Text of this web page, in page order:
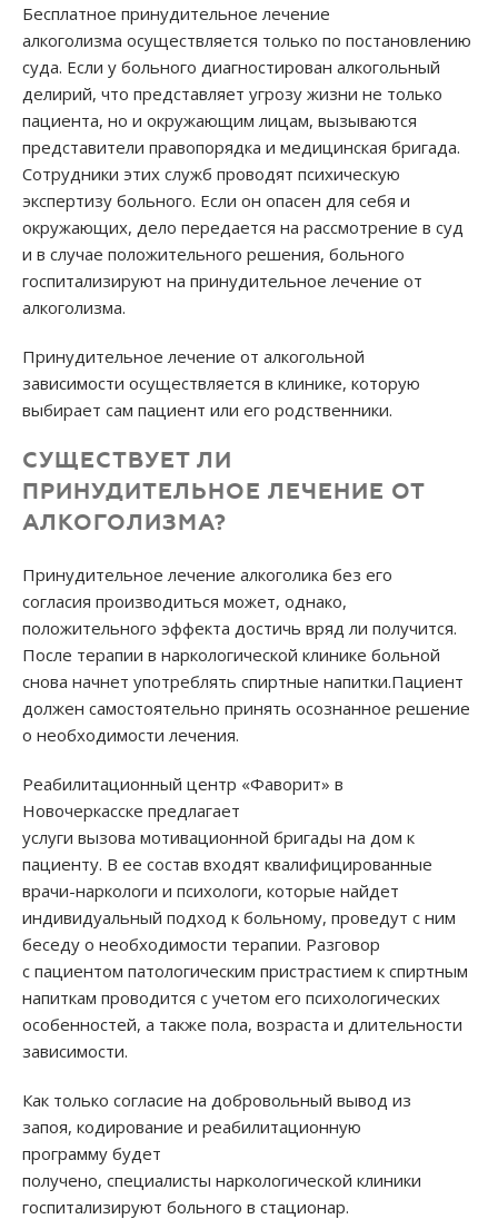
Бесплатное принудительное лечение
алкоголизма осуществляется только по постановлению
суда. Если у больного диагностирован алкогольный
делирий, что представляет угрозу жизни не только
пациента, но и окружающим лицам, вызываются
представители правопорядка и медицинская бригада.
Сотрудники этих служб проводят психическую
экспертизу больного. Если он опасен для себя и
окружающих, дело передается на рассмотрение в суд
и в случае положительного решения, больного
госпитализируют на принудительное лечение от
алкоголизма.
Принудительное лечение от алкогольной
зависимости осуществляется в клинике, которую
выбирает сам пациент или его родственники.
СУЩЕСТВУЕТ ЛИ
ПРИНУДИТЕЛЬНОЕ ЛЕЧЕНИЕ ОТ
АЛКОГОЛИЗМА?
Принудительное лечение алкоголика без его
согласия производиться может, однако,
положительного эффекта достичь вряд ли получится.
После терапии в наркологической клинике больной
снова начнет употреблять спиртные напитки.Пациент
должен самостоятельно принять осознанное решение
о необходимости лечения.
Реабилитационный центр «Фаворит» в
Новочеркасске предлагает
услуги вызова мотивационной бригады на дом к
пациенту. В ее состав входят квалифицированные
врачи-наркологи и психологи, которые найдет
индивидуальный подход к больному, проведут с ним
беседу о необходимости терапии. Разговор
с пациентом патологическим пристрастием к спиртным
напиткам проводится с учетом его психологических
особенностей, а также пола, возраста и длительности
зависимости.
Как только согласие на добровольный вывод из
запоя, кодирование и реабилитационную
программу будет
получено, специалисты наркологической клиники
госпитализируют больного в стационар.